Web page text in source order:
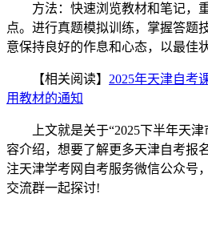
方法：快速浏览教材和笔记，
点。进行真题模拟训练，掌握答题
意保持良好的作息和心态，以最佳
【相关阅读】 2025年天津自考
用教材的通知
上文就是关于“2025下半年天津
容介绍，想要了解更多天津自考报
注天津学考网自考服务微信公众号
交流群一起探讨!